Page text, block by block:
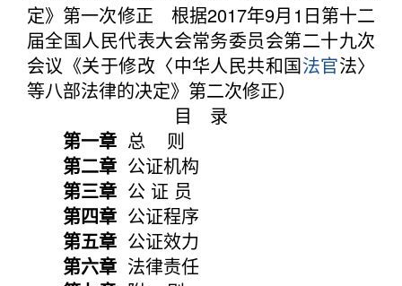
定》第一次修正 根据2017年9月1日第十二
届全国人民代表大会常务委员会第二十九次
会议《关于修改〈中华人民共和国法官法〉
等八部法律的决定》第二次修正）
目 录
第一章 总 则
第二章 公证机构
第三章 公 证 员
第四章 公证程序
第五章 公证效力
第六章 法律责任